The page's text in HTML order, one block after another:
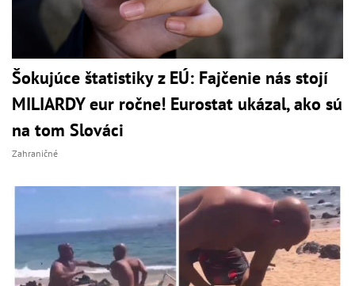
Šokujúce štatistiky z EÚ: Fajčenie nás stojí
MILIARDY eur ročne! Eurostat ukázal, ako sú
na tom Slováci
Zahraničné